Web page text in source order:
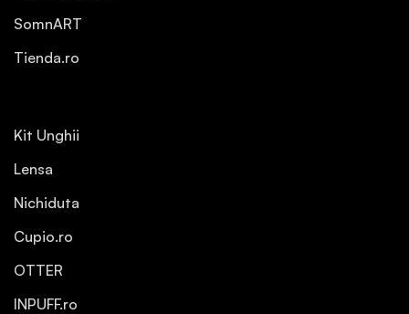
SomnART
Tienda.ro
Kit Unghii
Lensa
Nichiduta
Cupio.ro
OTTER
INPUFF.ro